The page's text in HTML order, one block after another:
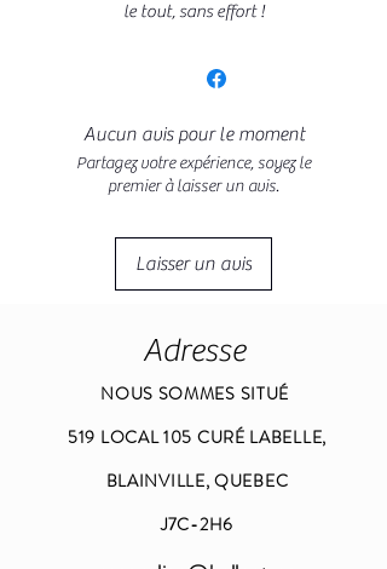
le tout, sans effort !
Aucun avis pour le moment
Partagez votre expérience, soyez le
premier à laisser un avis.
Laisser un avis
Adresse
NOUS SOMMES SITUÉ
519 LOCAL 105 CURÉ LABELLE,
BLAINVILLE, QUEBEC
J7C-2H6